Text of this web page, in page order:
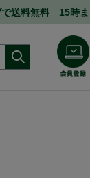
送料無料 15時